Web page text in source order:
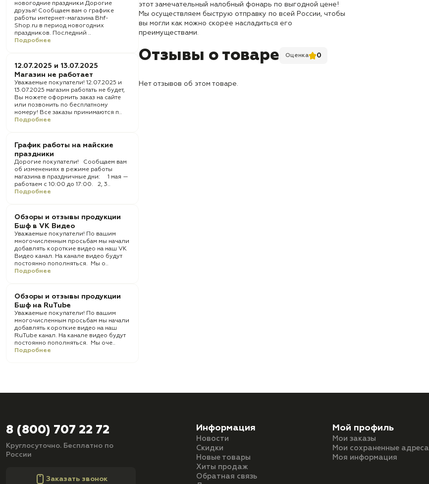
новогодние праздники Дорогие
друзья! Сообщаем вам о графике
работы интернет-магазина Bhf-
Shop.ru в период новогодних
праздников. Последний ..
Подробнее
12.07.2025 и 13.07.2025
Магазин не работает
Уважаемые покупатели! 12.07.2025 и
13.07.2025 магазин работать не будет,
Вы можете оформить заказ на сайте
или позвонить по бесплатному
номеру! Все заказы принимаются п..
Подробнее
График работы на майские
праздники
Дорогие покупатели! Сообщаем вам
об изменениях в режиме работы
магазина в праздничные дни: 1 мая —
работаем с 10:00 до 17:00. 2, 3..
Подробнее
Обзоры и отзывы продукции
Бшф в VK Видео
Уважаемые покупатели! По вашим
многочисленным просьбам мы начали
добавлять короткие видео на наш VK
Видео канал. На канале видео будут
постоянно пополняться. Мы о..
Подробнее
Обзоры и отзывы продукции
Бшф на RuTube
Уважаемые покупатели! По вашим
многочисленным просьбам мы начали
добавлять короткие видео на наш
RuTube канал. На канале видео будут
постоянно пополняться. Мы оче..
Подробнее
этот замечательный налобный фонарь по выгодной цене!
Мы осуществляем быструю отправку по всей России, чтобы
вы могли как можно скорее насладиться его
преимуществами.
Отзывы о товаре Оценка 0
Нет отзывов об этом товаре.
8 (800) 707 22 72
Круглосуточно. Бесплатно по
России
Заказать звонок
Информация
Новости
Скидки
Новые товары
Хиты продаж
Обратная связь
Мой профиль
Мои заказы
Мои сохраненные адреса
Моя информация